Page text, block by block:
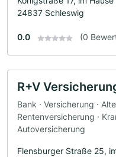
24837 Schleswig
0.0 (0
R+V
Bank · Versicherung ·
Rentenversicherung ·
Autoversicherung
Flensburger Straße 25,